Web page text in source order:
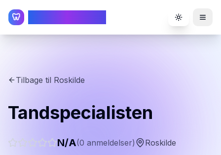
🦷 Toggle
Tilbage til Roskilde
Tandspecialisten
N/A(0 anmeldelser) Roskilde